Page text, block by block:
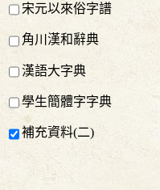
宋元以來俗字譜
角川漢和辭典
漢語大字典
學生簡體字字典
補充資料(二)